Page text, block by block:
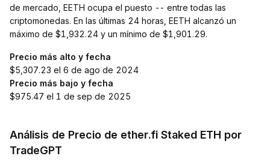
de mercado, EETH ocupa el puesto -- entre todas las
criptomonedas. En las últimas 24 horas, EETH alcanzó un
máximo de $1,932.24 y un mínimo de $1,901.29.
Precio más alto y fecha
$5,307.23 el 6 de ago de 2024
Precio más bajo y fecha
$975.47 el 1 de sep de 2025
Análisis de Precio de ether.fi Staked ETH por
TradeGPT